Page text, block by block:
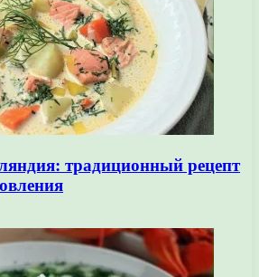
традиционный рецепт